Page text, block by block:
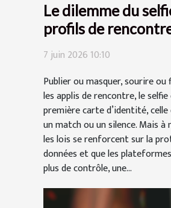
Le dilemme du
profils de
aux lois sur la vie
7 juin 2026 10:10
Publier ou masquer, sourire ou
les applis de rencontre, le
première carte d’identité, celle
un match ou un silence. Mais à
les lois se renforcent sur la
données et que les
plus de contrôle, une...